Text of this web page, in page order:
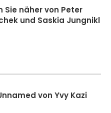
Sie näher von Peter
und Saskia Jungnikl
von Yvy Kazi